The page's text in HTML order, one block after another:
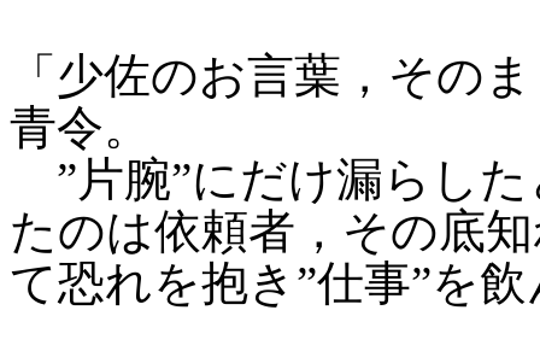
「少佐のお言葉，その
青令。
”片腕”にだけ漏らし
たのは依頼者，その底
て恐れを抱き”仕事”を